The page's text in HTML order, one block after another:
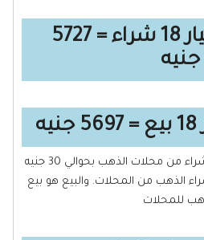
جرام ذهب عيار 18 شراء = 5727
جنيه
يقل سعر البيع عن سعر الشراء من محلات الذهب بحوالي 30 جنيه
الذهب من المحلات. والبيع هو بيع
للمحلات